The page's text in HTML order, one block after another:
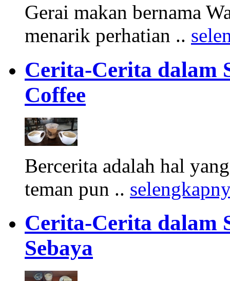
Gerai makan bernama
menarik perhatian ..
Cerita-Cerita dalam
Coffee
Bercerita adalah hal
teman pun ..
Cerita-Cerita dalam
Sebaya